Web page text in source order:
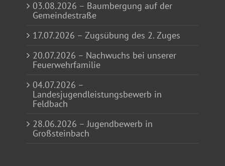
03.08.2026 – Baumbergung auf der
Gemeindestraße
17.07.2026 – Zugsübung des 2. Zuges
20.07.2026 – Nachwuchs bei unserer
Feuerwehrfamilie
04.07.2026 –
Landesjugendleistungsbewerb in
Feldbach
28.06.2026 – Jugendbewerb in
Großsteinbach